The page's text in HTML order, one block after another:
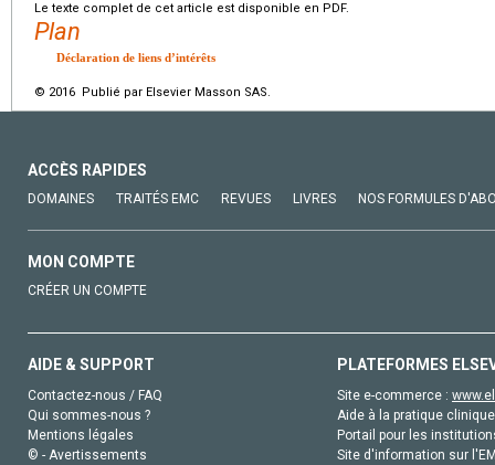
Le texte complet de cet article est disponible en PDF.
Plan
Déclaration de liens d’intérêts
© 2016 Publié par Elsevier Masson SAS.
ACCÈS RAPIDES
DOMAINES TRAITÉS EMC REVUES LIVRES NOS FORMULES
MON COMPTE
CRÉER UN COMPTE
AIDE & SUPPORT
Contactez-nous / FAQ
Qui sommes-nous ?
Mentions légales
© - Avertissements
PLATEFORMES
Site e-commerce :
Aide à la pratique
Portail pour les
Site d'information sur